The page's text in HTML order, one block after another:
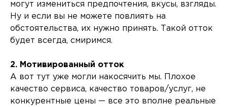
могут измениться предпочтения, вкусы, взгляды.
Ну и если вы не можете повлиять на
обстоятельства, их нужно принять. Такой отток
будет всегда, смиримся.
2. Мотивированный отток
А вот тут уже могли накосячить мы. Плохое
качество сервиса, качество товаров/услуг, не
конкурентные цены — все это вполне реальные